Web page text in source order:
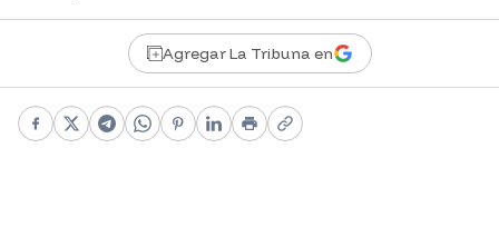
Agregar La Tribuna en
Facebook
X Telegram
WhatsApp
Pinterest
LinkedIn
PrintCopy link